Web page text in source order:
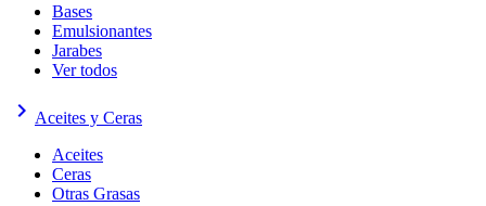
Bases
Emulsionantes
Jarabes
Ver todos
keyboard_arrow_right Aceites y Ceras
Aceites
Ceras
Otras Grasas